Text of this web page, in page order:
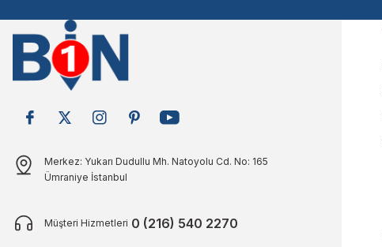
Merkez: Yukarı Dudullu Mh. Natoyolu Cd. No: 165
Ümraniye İstanbul
Müşteri Hizmetleri 0 (216) 540 2270